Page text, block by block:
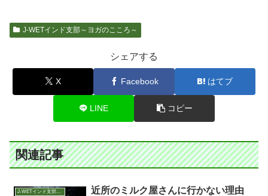
J-WETインド支部～ヨガのこころ～
シェアする
X Facebook はてブ
LINE コピー
関連記事
J-WETインド支部～ヨガのこころ～ 近所のミルク屋さんに行かない理由